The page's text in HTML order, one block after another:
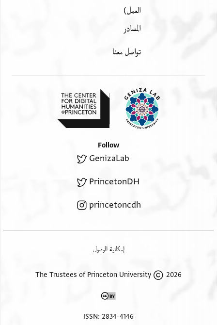
العمل)
المصادر
تواصل معنا
Follow
GenizaLab
PrincetonDH
princetoncdh
إمكانية الوصول
2026 The Trustees of Princeton University
ISSN: 2834-4146